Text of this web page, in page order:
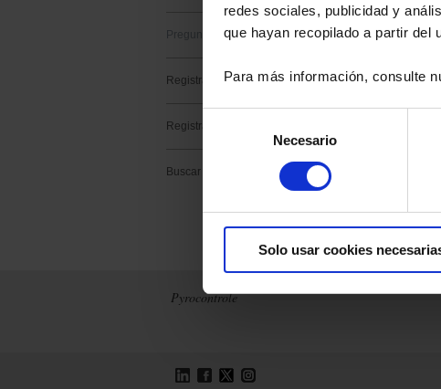
redes sociales, publicidad y
que hayan recopilado a partir del
Para más información, consulte
consentimiento
Necesario
Solo usar cookies
Preguntas frecuentes
Registrar un producto
Registrar un software
Buscar
Tema :
Categoría de producto
Pyrocontrole